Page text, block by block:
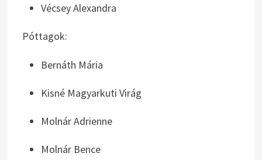
Vécsey Alexandra
Póttagok:
Bernáth Mária
Kisné Magyarkuti Virág
Molnár Adrienne
Molnár Bence